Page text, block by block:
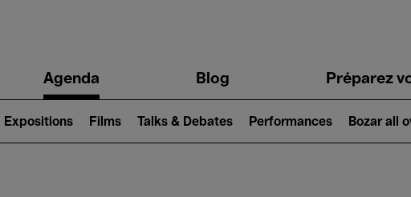
navigationAgenda Blog Préparez
Expositions Films Talks & Debates Performances Bozar all